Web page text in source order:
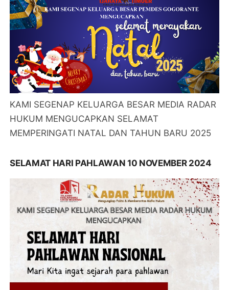
KAMI SEGENAP KELUARGA BESAR MEDIA RADAR
HUKUM MENGUCAPKAN SELAMAT
MEMPERINGATI NATAL DAN TAHUN BARU 2025
SELAMAT HARI PAHLAWAN 10 NOVEMBER 2024